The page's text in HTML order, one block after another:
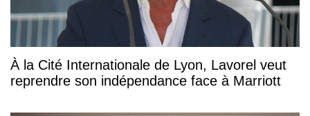
À la Cité Internationale de Lyon, Lavorel veut
reprendre son indépendance face à Marriott